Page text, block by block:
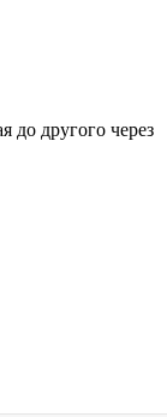
до другого через